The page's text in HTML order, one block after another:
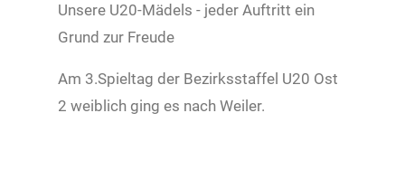
Unsere U20-Mädels - jeder Auftritt ein
Grund zur Freude
Am 3.Spieltag der Bezirksstaffel U20 Ost
2 weiblich ging es nach Weiler.